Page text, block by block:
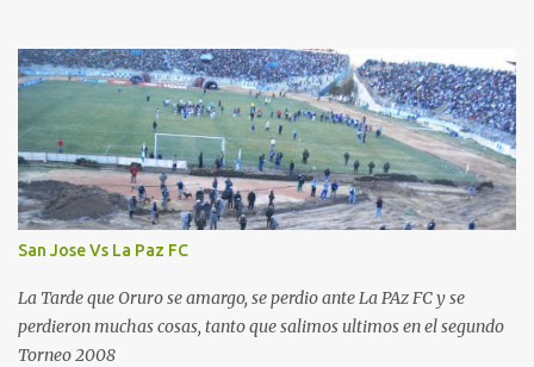
San Jose Vs La Paz FC
La Tarde que Oruro se amargo, se perdio ante La PAz FC y se
perdieron muchas cosas, tanto que salimos ultimos en el segundo
Torneo 2008